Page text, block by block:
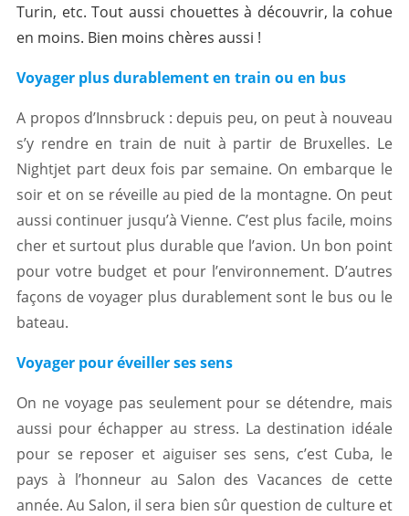
Turin, etc. Tout aussi chouettes à découvrir, la cohue
en moins. Bien moins chères aussi !
Voyager plus durablement en train ou en bus
A propos d’Innsbruck : depuis peu, on peut à nouveau
s’y rendre en train de nuit à partir de Bruxelles. Le
Nightjet part deux fois par semaine. On embarque le
soir et on se réveille au pied de la montagne. On peut
aussi continuer jusqu’à Vienne. C’est plus facile, moins
cher et surtout plus durable que l’avion. Un bon point
pour votre budget et pour l’environnement. D’autres
façons de voyager plus durablement sont le bus ou le
bateau.
Voyager pour éveiller ses sens
On ne voyage pas seulement pour se détendre, mais
aussi pour échapper au stress. La destination idéale
pour se reposer et aiguiser ses sens, c’est Cuba, le
pays à l’honneur au Salon des Vacances de cette
année. Au Salon, il sera bien sûr question de culture et